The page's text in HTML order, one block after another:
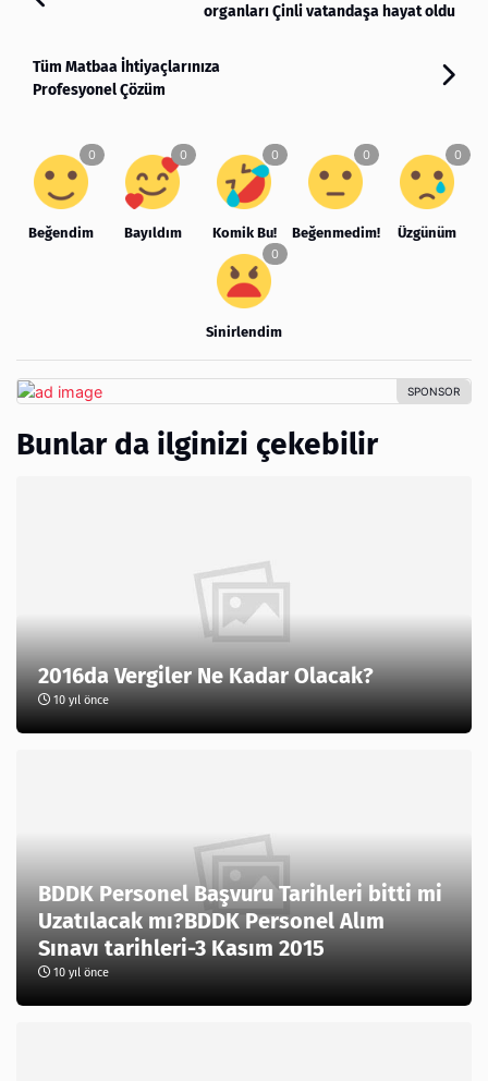
organları Çinli vatandaşa hayat oldu
Tüm Matbaa İhtiyaçlarınıza
Profesyonel Çözüm
Beğendim Bayıldım Komik Bu! Beğenmedim! Üzgünüm
Sinirlendim
Bunlar da ilginizi çekebilir
2016da Vergiler Ne Kadar Olacak?
10 yıl önce
BDDK Personel Başvuru Tarihleri bitti mi
Uzatılacak mı?BDDK Personel Alım
Sınavı tarihleri-3 Kasım 2015
10 yıl önce